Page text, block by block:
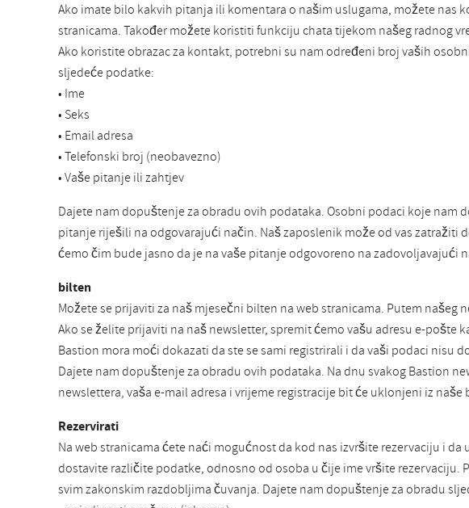
Ako imate bilo kakvih pitanja ili komentara o našim uslugama, možete
stranicama. Također možete koristiti funkciju chata tijekom našeg radnog
Ako koristite obrazac za kontakt, potrebni su nam određeni broj vaših
sljedeće podatke:
• Ime
• Seks
• Email adresa
• Telefonski broj (neobavezno)
• Vaše pitanje ili zahtjev
Dajete nam dopuštenje za obradu ovih podataka. Osobni podaci koje
pitanje riješili na odgovarajući način. Naš zaposlenik može od vas
ćemo čim bude jasno da je na vaše pitanje odgovoreno na zadovoljavajući
bilten
Možete se prijaviti za naš mjesečni bilten na web stranicama. Putem
Ako se želite prijaviti na naš newsletter, spremit ćemo vašu adresu e-
Bastion mora moći dokazati da ste se sami registrirali i da vaši podaci nisu
Dajete nam dopuštenje za obradu ovih podataka. Na dnu svakog Bastion
newslettera, vaša e-mail adresa i vrijeme registracije bit će uklonjeni iz
Rezervirati
Na web stranicama ćete naći mogućnost da kod nas izvršite rezervaciju i
dostavite različite podatke, odnosno od osoba u čije ime vršite
svim zakonskim razdobljima čuvanja. Dajete nam dopuštenje za obradu